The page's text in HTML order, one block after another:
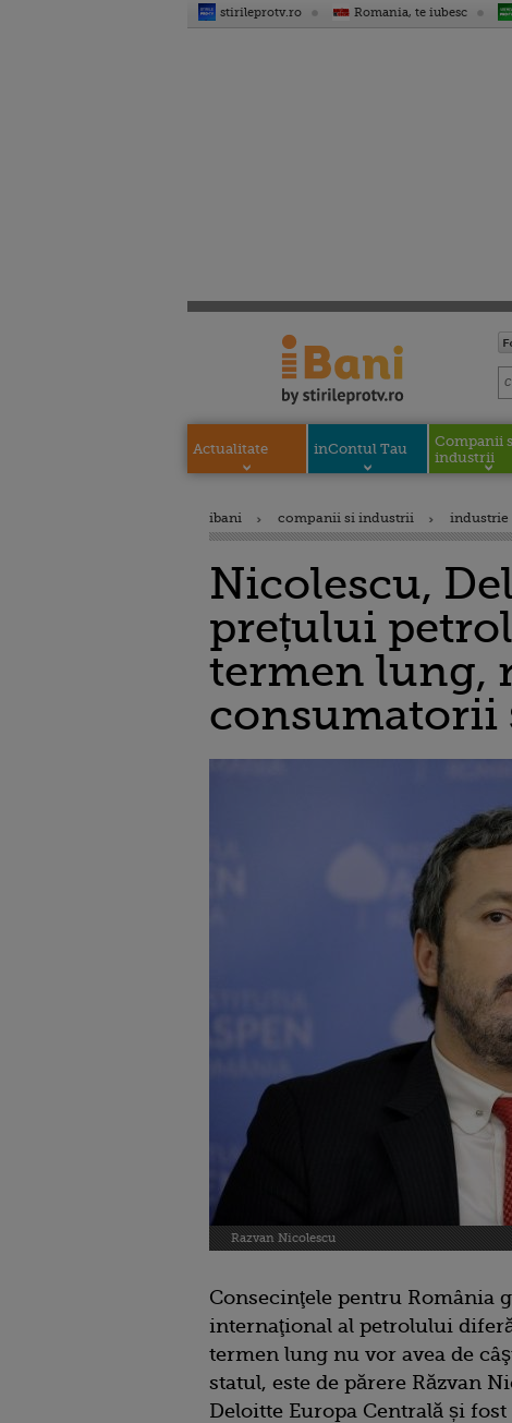
stirileprotv.ro Romania, te iubesc
Actualitate inContul Tau
Companii
industrii
ibani companii si industrii industrie
Nicolescu,
prețului
termen lung,
consumatorii
Razvan Nicolescu
Consecinţele pentru România
internaţional al petrolului
termen lung nu vor avea de
statul, este de părere Răzvan
Deloitte Europa Centrală și